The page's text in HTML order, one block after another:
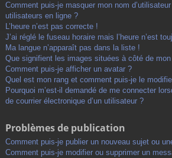
Comment puis-je masquer mon nom
utilisateurs en ligne ?
L’heure n’est pas correcte !
J’ai réglé le fuseau horaire mais l’heure n’est
Ma langue n’apparaît pas dans la liste !
Que signifient les images situées à côté de mon
Comment puis-je afficher un avatar ?
Quel est mon rang et comment puis-je le
Pourquoi m’est-il demandé de me connecter
de courrier électronique d’un utilisateur ?
Problèmes de publication
Comment puis-je publier un nouveau sujet ou
Comment puis-je modifier ou supprimer un